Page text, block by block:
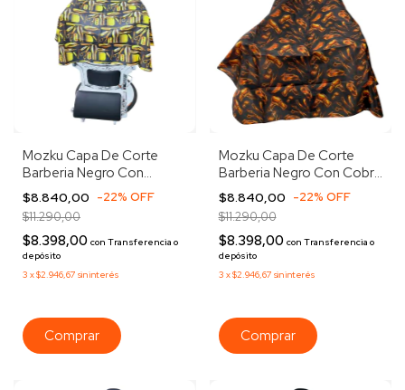
Mozku Capa De Corte
Barberia Negro Con
Dorado Peluqueria
Barberia Negro Con
Dorado Negro
$8.840,00 -22% OFF
$11.290,00
$8.398,00 con Transferencia o
depósito
3 x$2.946,67 sin interés
Mozku Capa De Corte
Barberia Negro Con Cobre
Peluqueria Barberia Negro
Con Bronce Negro
$8.840,00 -22% OFF
$11.290,00
$8.398,00 con Transferencia o
depósito
3 x$2.946,67 sin interés